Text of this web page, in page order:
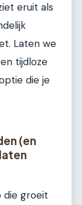
eruit als
Laten we
tijdloze
die je
(en
die groeit